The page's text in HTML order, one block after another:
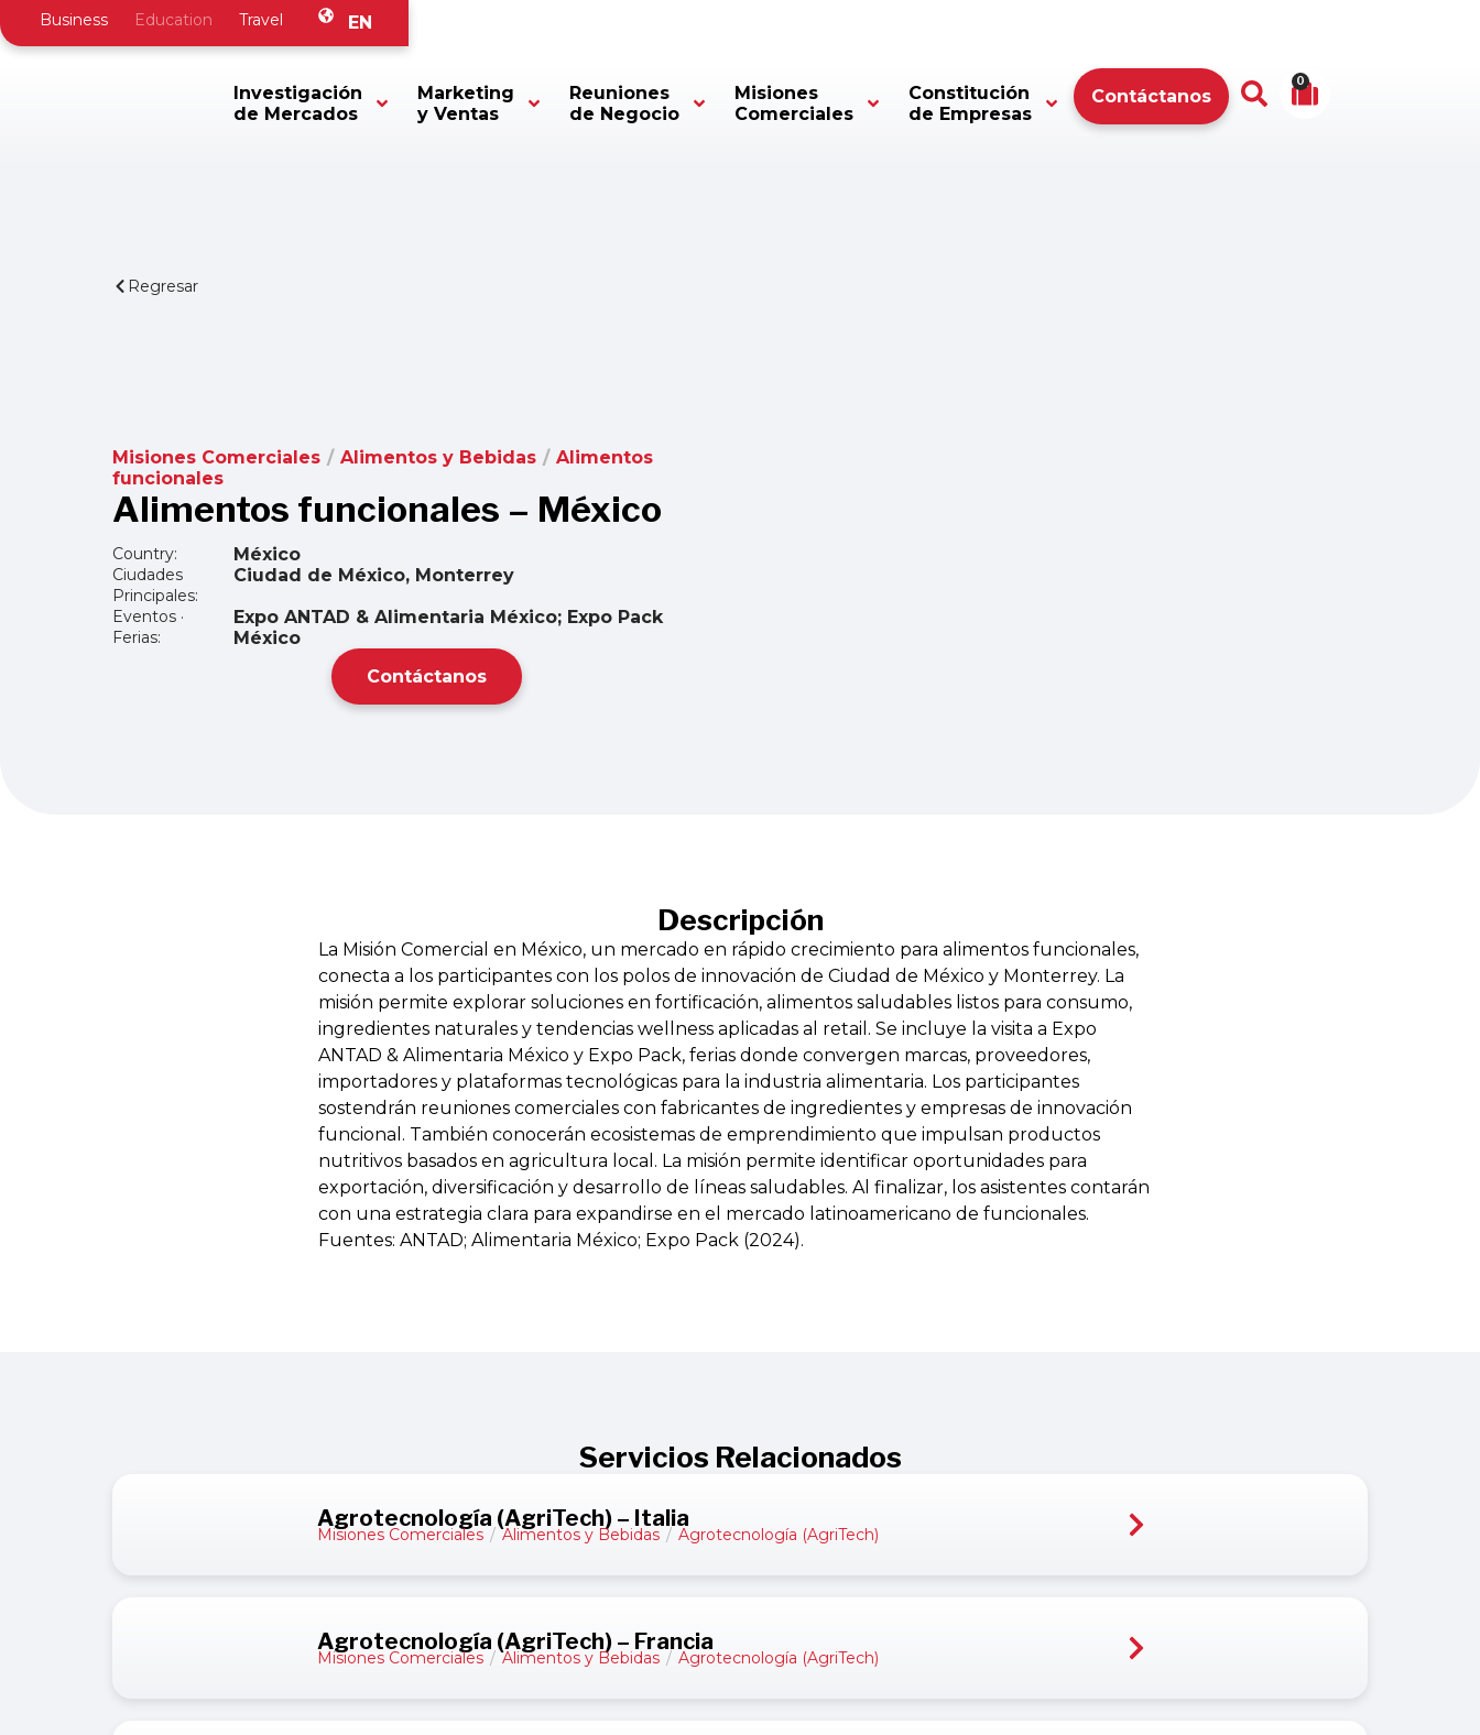
Business Education Travel EN
Investigación
de Mercados
Marketing
y Ventas
Reuniones
de Negocio
Misiones
Comerciales
Constitución
de Empresas
Contáctanos
0
Regresar
Misiones Comerciales / Alimentos y Bebidas / Alimentos
funcionales
Alimentos funcionales – México
Country: México
Ciudades
Principales:
Ciudad de México, Monterrey
Eventos ·
Ferias:
Expo ANTAD & Alimentaria México; Expo Pack
México
Contáctanos
Descripción
La Misión Comercial en México, un mercado en rápido crecimiento para alimentos funcionales,
conecta a los participantes con los polos de innovación de Ciudad de México y Monterrey. La
misión permite explorar soluciones en fortificación, alimentos saludables listos para consumo,
ingredientes naturales y tendencias wellness aplicadas al retail. Se incluye la visita a Expo
ANTAD & Alimentaria México y Expo Pack, ferias donde convergen marcas, proveedores,
importadores y plataformas tecnológicas para la industria alimentaria. Los participantes
sostendrán reuniones comerciales con fabricantes de ingredientes y empresas de innovación
funcional. También conocerán ecosistemas de emprendimiento que impulsan productos
nutritivos basados en agricultura local. La misión permite identificar oportunidades para
exportación, diversificación y desarrollo de líneas saludables. Al finalizar, los asistentes contarán
con una estrategia clara para expandirse en el mercado latinoamericano de funcionales.
Fuentes: ANTAD; Alimentaria México; Expo Pack (2024).
Servicios Relacionados
Agrotecnología (AgriTech) – Italia
Misiones Comerciales / Alimentos y Bebidas / Agrotecnología (AgriTech)
Agrotecnología (AgriTech) – Francia
Misiones Comerciales / Alimentos y Bebidas / Agrotecnología (AgriTech)